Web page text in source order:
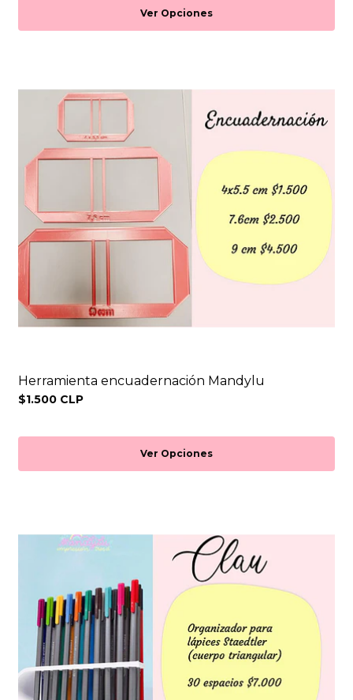
Ver Opciones
Herramienta encuadernación Mandylu
$1.500 CLP
Ver Opciones